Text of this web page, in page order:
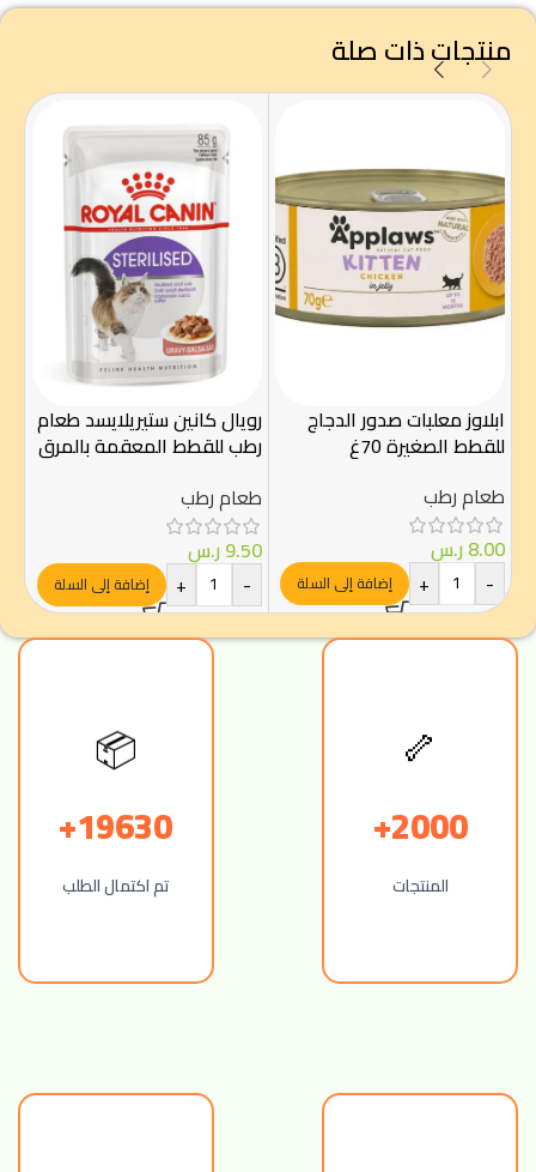
منتجات ذات صلة
ابلاوز معلبات صدور الدجاج
للقطط الصغيرة 70غ
طعام رطب
8.00ر.س
-
+ إضافة إلى السلة
رويال كانين ستيريلايسد طعام
رطب للقطط المعقمة بالمرق
طعام رطب
9.50ر.س
-
+ إضافة إلى السلة
🦴
2000+
المنتجات
📦
19630+
تم اكتمال الطلب